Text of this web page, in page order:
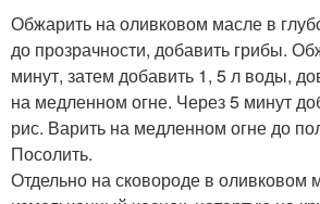
Обжарить на оливковом масле в
до прозрачности, добавить грибы.
минут, затем добавить 1, 5 л воды,
на медленном огне. Через 5 минут
рис. Варить на медленном огне до
Посолить.
Отдельно на сковороде в оливковом